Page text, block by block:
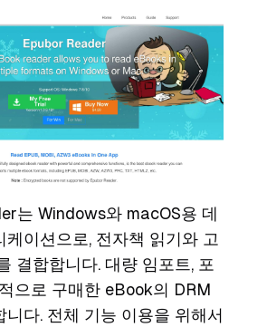
는 Windows와 macOS용 데
케이션으로, 전자책 읽기와 고
결합합니다. 대량 임포트, 포
으로 구매한 eBook의 DRM
니다. 전체 기능 이용을 위해서